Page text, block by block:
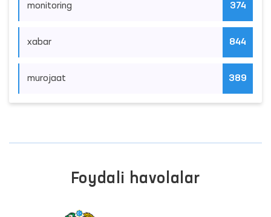
monitoring 374
xabar 844
murojaat 389
Foydali havolalar